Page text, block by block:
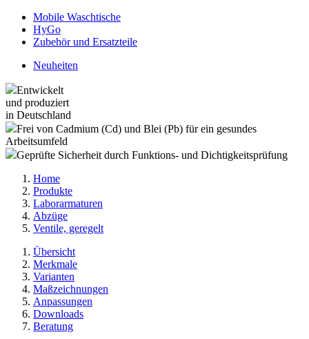
Mobile Waschtische
HyGo
Zubehör und Ersatzteile
Neuheiten
Entwickelt
und produziert
in Deutschland
Frei von Cadmium (Cd) und Blei (Pb) für ein gesundes
Arbeitsumfeld
Geprüfte Sicherheit durch Funktions- und Dichtigkeitsprüfung
Home
Produkte
Laborarmaturen
Abzüge
Ventile, geregelt
Übersicht
Merkmale
Varianten
Maßzeichnungen
Anpassungen
Downloads
Beratung